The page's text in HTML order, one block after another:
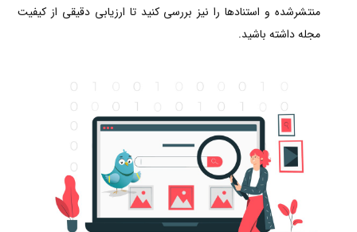
منتشرشده و استنادها را نیز بررسی کنید تا ارزیابی دقیقی از کیفیت
مجله داشته باشید.